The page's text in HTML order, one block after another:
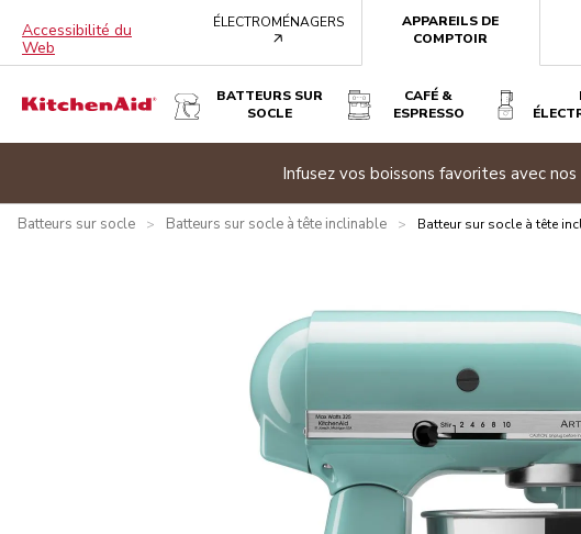
Accessibilité du
Web
ÉLECTROMÉNAGERS
APPAREILS DE
COMPTOIR
BATTEURS SUR
SOCLE
CAFÉ &
ESPRESSO
Infusez vos boissons favorites avec
Batteurs sur socle > Batteurs sur socle à tête inclinable > Batteur sur socle à tête
Qu’y a-t-il dans la boîte? Avantages Caractéristiques